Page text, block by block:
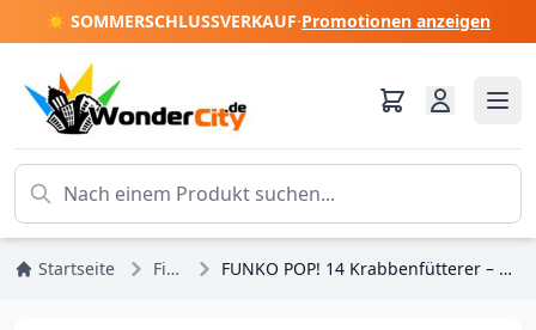
☀️ SOMMERSCHLUSSVERKAUF·Promotionen anzeigen
Startseite Figuren FUNKO POP! 14 Krabbenfütterer – House Of The Dragon S2